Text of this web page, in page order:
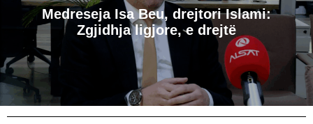
Medreseja Isa Beu, drejtori Islami:
Zgjidhja ligjore, e drejtë